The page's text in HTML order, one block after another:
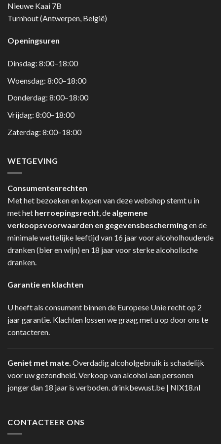
Nieuwe Kaai 7B
Turnhout (Antwerpen, België)
Openingsuren
Dinsdag: 8:00–18:00
Woensdag: 8:00–18:00
Donderdag: 8:00–18:00
Vrijdag: 8:00–18:00
Zaterdag: 8:00–18:00
WETGEVING
Consumentenrechten
Met het bezoeken en kopen van deze webshop stemt u in
met het herroepingsrecht , de algemene
verkoopsvoorwaarden en gegevensbeschermingen de
minimale wettelijke leeftijd van 16 jaar voor alcoholhoudende
dranken (bier en wijn) en 18 jaar voor sterke alcoholische
dranken.
Garantie en klachten
U heeft als consument binnen de Europese Unie recht op 2
jaar garantie. Klachten lossen we graag met u op door ons te
contacteren.
Geniet met mate. Overdadig alcoholgebruik is schadelijk
voor uw gezondheid. Verkoop van alcohol aan personen
jonger dan 18 jaar is verboden.drinkbewust.be | NIX18.nl
CONTACTEER ONS